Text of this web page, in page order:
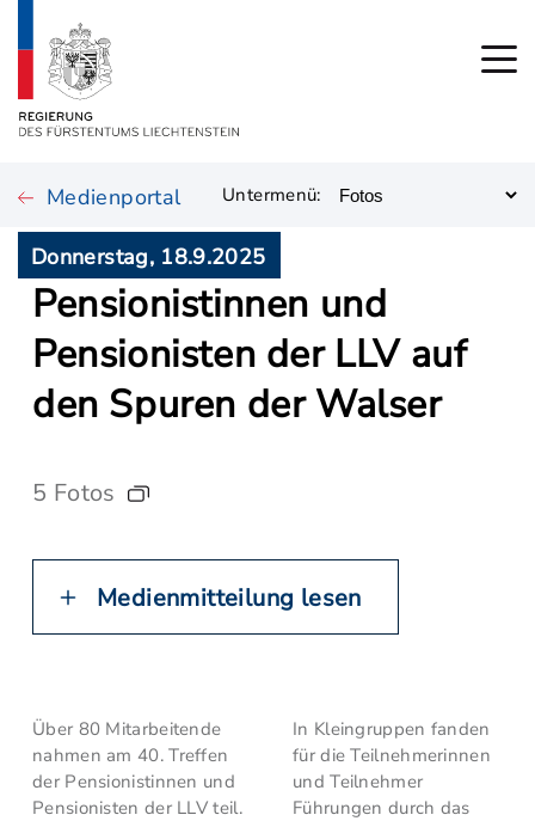
Medienportal Untermenü:
Donnerstag, 18.9.2025
Pensionistinnen und
Pensionisten der LLV auf
den Spuren der Walser
5 Fotos
Medienmitteilung lesen
Über 80 Mitarbeitende
nahmen am 40. Treffen
der Pensionistinnen und
Pensionisten der LLV teil.
In Kleingruppen fanden
für die Teilnehmerinnen
und Teilnehmer
Führungen durch das